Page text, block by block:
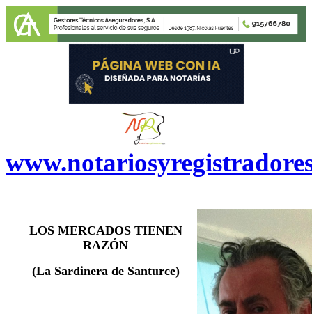
LOS MERCADOS TIENEN
RAZÓN
(La Sardinera de Santurce)